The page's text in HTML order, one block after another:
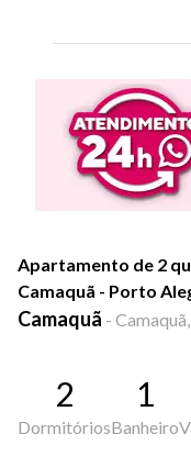
Apartamento de 2
Camaquã - Porto
Camaquã -
2
Dormitórios
1
Banheiro